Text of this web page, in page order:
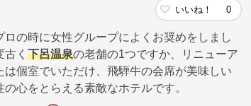
いいね！ 0
の時に女性グループによくお奨めをしまし
く 下呂温泉の老舗の1つですか、リニューア
個室でいただけ、飛騨牛の会席が美味しい
心をとらえる素敵なホテルです。